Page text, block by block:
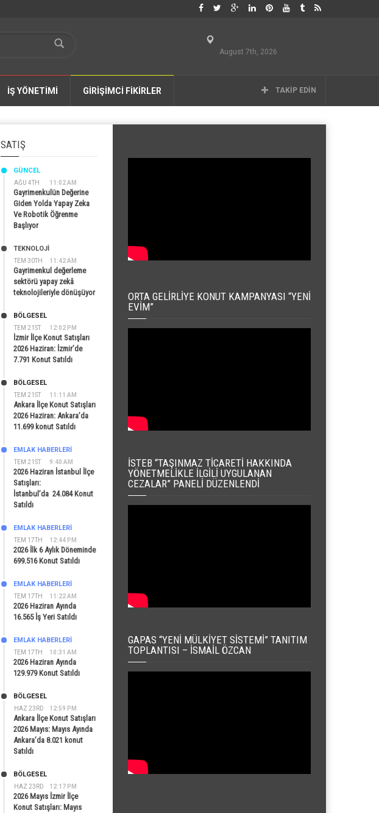
August 7th, 2026
İŞ YÖNETİMİ GİRİŞİMCİ FİKİRLER TAKIP EDIN
SATIŞ
AĞU 4TH 11:02 AM
GÜNCEL
Gayrimenkulün Değerine
Giden Yolda Yapay Zeka
Ve Robotik Öğrenme
Başlıyor
TEM 30TH 11:42 AM
TEKNOLOJİ
Gayrimenkul değerleme
sektörü yapay zekâ
teknolojileriyle dönüşüyor
TEM 21ST 12:02 PM
BÖLGESEL
İzmir İlçe Konut Satışları
2026 Haziran: İzmir’de
7.791 Konut Satıldı
TEM 21ST 11:11 AM
BÖLGESEL
Ankara İlçe Konut Satışları
2026 Haziran: Ankara’da
11.699 konut Satıldı
TEM 21ST 9:40 AM
EMLAK HABERLERI
2026 Haziran İstanbul İlçe
Satışları:
İstanbul’da 24.084 Konut
Satıldı
TEM 17TH 12:44 PM
EMLAK HABERLERI
2026 İlk 6 Aylık Döneminde
699.516 Konut Satıldı
TEM 17TH 11:22 AM
EMLAK HABERLERI
2026 Haziran Ayında
16.565 İş Yeri Satıldı
TEM 17TH 10:31 AM
EMLAK HABERLERI
2026 Haziran Ayında
129.979 Konut Satıldı
HAZ 23RD 12:59 PM
BÖLGESEL
Ankara İlçe Konut Satışları
2026 Mayıs: Mayıs Ayında
Ankara’da 8.021 konut
Satıldı
HAZ 23RD 12:17 PM
BÖLGESEL
2026 Mayıs İzmir İlçe
Konut Satışları: Mayıs
ORTA GELIRLIYE KONUT KAMPANYASI “YENI
EVIM”
İSTEB “TAŞINMAZ TICARETI HAKKINDA
YÖNETMELIKLE İLGILI UYGULANAN
CEZALAR” PANELI DÜZENLENDI
GAPAS “YENI MÜLKIYET SISTEMI” TANITIM
TOPLANTISI – İSMAIL ÖZCAN